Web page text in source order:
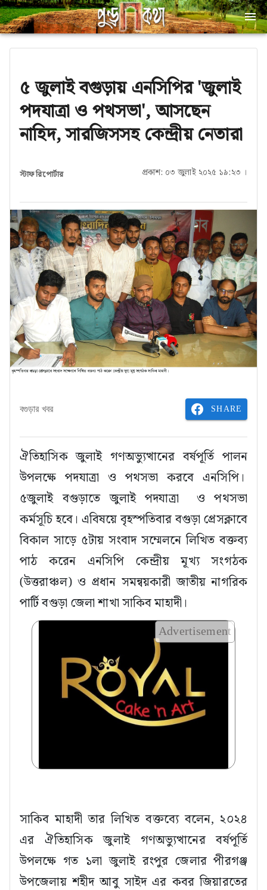
৫ জুলাই বগুড়ায় এনসিপির 'জুলাই
পদযাত্রা ও পথসভা', আসছেন
নাহিদ, সারজিসসহ কেন্দ্রীয় নেতারা
স্টাফ রিপোর্টার প্রকাশ: ০৩ জুলাই ২০২৫ ১৯:২৩ ।
বগুড়ার খবর SHARE
ঐতিহাসিক জুলাই গণঅভ্যুত্থানের বর্ষপূর্তি পালন
উপলক্ষে পদযাত্রা ও পথসভা করবে এনসিপি।
৫জুলাই বগুড়াতে জুলাই পদযাত্রা ও পথসভা
কর্মসূচি হবে। এবিষয়ে বৃহস্পতিবার বগুড়া প্রেসক্লাবে
বিকাল সাড়ে ৫টায় সংবাদ সম্মেলনে লিখিত বক্তব্য
পাঠ করেন এনসিপি কেন্দ্রীয় মূখ্য সংগঠক
(উত্তরাঞ্চল) ও প্রধান সমন্বয়কারী জাতীয় নাগরিক
পার্টি বগুড়া জেলা শাখা সাকিব মাহাদী।
Advertisement
সাকিব মাহাদী তার লিখিত বক্তব্যে বলেন, ২০২৪
এর ঐতিহাসিক জুলাই গণঅভ্যুত্থানের বর্ষপূর্তি
উপলক্ষে গত ১লা জুলাই রংপুর জেলার পীরগঞ্জ
উপজেলায় শহীদ আবু সাইদ এর কবর জিয়ারতের